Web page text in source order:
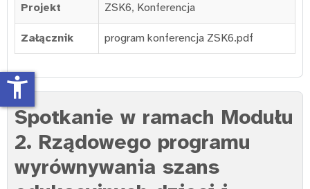
Projekt ZSK6, Konferencja
Załącznik program konferencja ZSK6.pdf
Spotkanie w ramach Modułu
2. Rządowego programu
wyrównywania szans
accessibility_new